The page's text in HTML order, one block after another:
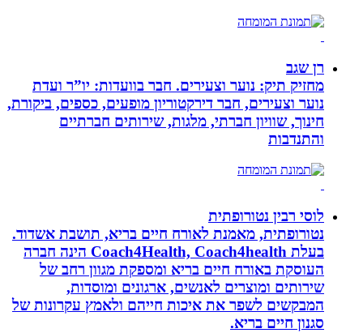
רן שגב
מחזיק תיק: נוער וצעירים. חבר בוועדות: יו”ר ועדת
נוער וצעירים, חבר דירקטוריון מופעים, כספים, ביקורת,
חינוך, שוויון חברתי, מלגות, שירותים חברתיים
והתנדבות
לוסי רבין נטורופתית
נטורופתית, מאמנת לאורח חיים בריא, תושבת אשדוד.
בעלת Coach4Health, Coach4health הינה חברה
העוסקת באורח חיים בריא ומספקת מגוון רחב של
שירותים ומוצרים לאנשים, ארגונים ומוסדות,
המבקשים לשפר את איכות חייהם ולאמץ עקרונות של
סגנון חיים בריא.